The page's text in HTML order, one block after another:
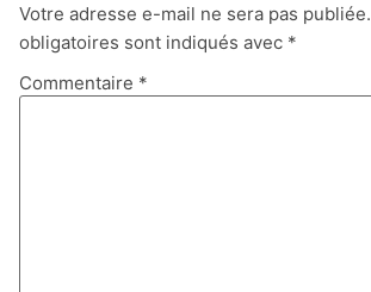
Votre adresse e-mail ne sera pas publiée.
obligatoires sont indiqués avec *
Commentaire *